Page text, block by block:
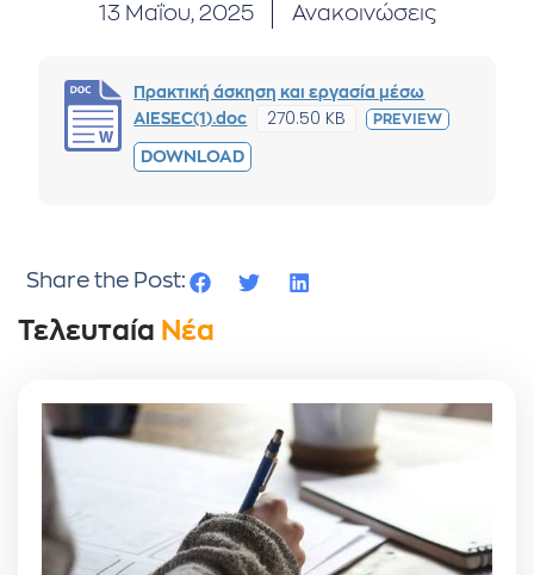
13 Μαΐου, 2025 Ανακοινώσεις
Πρακτική άσκηση και εργασία μέσω
AIESEC(1).doc
270.50 KB PREVIEW
DOWNLOAD
Share the Post:
Τελευταία Νέα